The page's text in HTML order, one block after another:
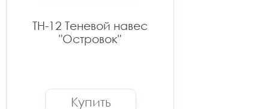
ТН-12 Теневой навес
"Островок"
Купить